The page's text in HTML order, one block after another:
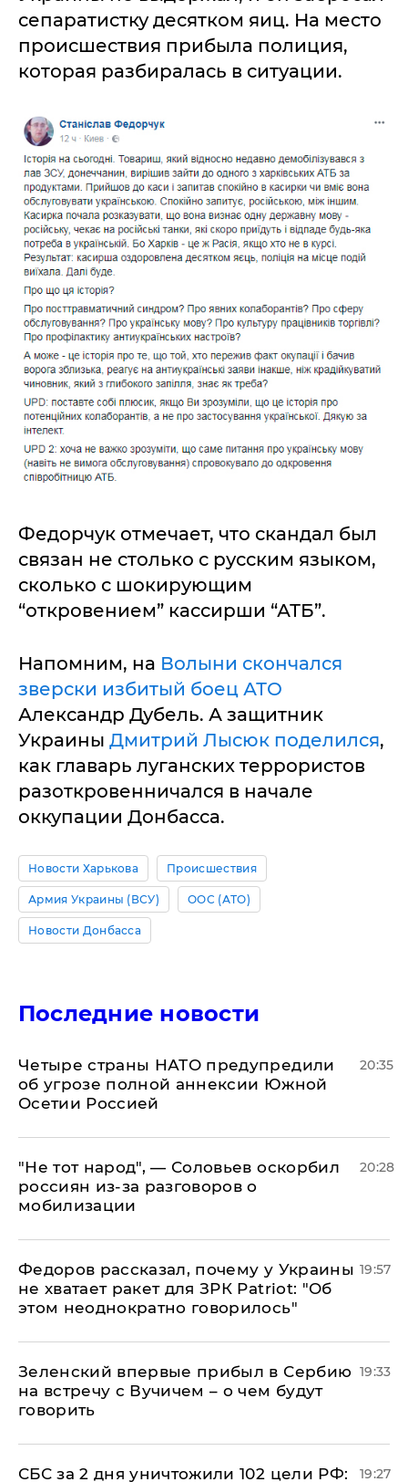
сепаратистку десятком яиц. На место
происшествия прибыла полиция,
которая разбиралась в ситуации.
Федорчук отмечает, что скандал был
связан не столько с русским языком,
сколько с шокирующим
“откровением” кассирши “АТБ”.
Напомним, на Волыни скончался
зверски избитый боец АТО
Александр Дубель. А защитник
Украины Дмитрий Лысюк поделился,
как главарь луганских террористов
разоткровенничался в начале
оккупации Донбасса.
Новости Харькова Происшествия
Армия Украины (ВСУ) ООС (АТО)
Новости Донбасса
Последние новости
Четыре страны НАТО предупредили
об угрозе полной аннексии Южной
Осетии Россией
20:35
​"Не тот народ", — Соловьев оскорбил
россиян из-за разговоров о
мобилизации
20:28
Федоров рассказал, почему у Украины
не хватает ракет для ЗРК Patriot: "Об
этом неоднократно говорилось"
19:57
Зеленский впервые прибыл в Сербию
на встречу с Вучичем – о чем будут
говорить
19:33
СБС за 2 дня уничтожили 102 цели РФ: 19:27